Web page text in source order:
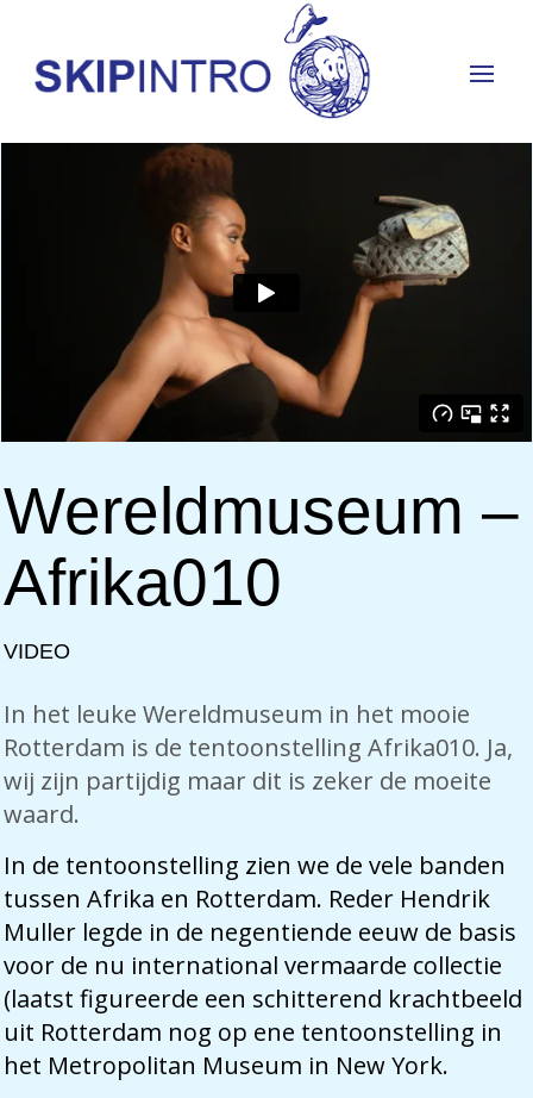
Wereldmuseum –
Afrika010
VIDEO
In het leuke Wereldmuseum in het mooie
Rotterdam is de tentoonstelling Afrika010. Ja,
wij zijn partijdig maar dit is zeker de moeite
waard.
In de tentoonstelling zien we de vele banden
tussen Afrika en Rotterdam. Reder Hendrik
Muller legde in de negentiende eeuw de basis
voor de nu international vermaarde collectie
(laatst figureerde een schitterend krachtbeeld
uit Rotterdam nog op ene tentoonstelling in
het Metropolitan Museum in New York.